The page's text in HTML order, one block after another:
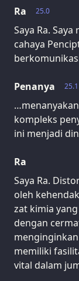
25.0
Ra
Saya Ra.
cahaya
25.1
Penanya
kompleks
ini menjadi
Ra
Saya Ra.
oleh
zat kimia
dengan
memiliki
vital dalam